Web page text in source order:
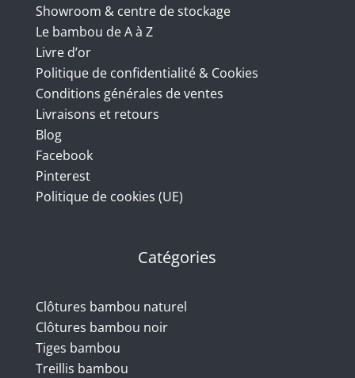
Showroom & centre de stockage
Le bambou de A à Z
Livre d’or
Politique de confidentialité & Cookies
Conditions générales de ventes
Livraisons et retours
Blog
Facebook
Pinterest
Politique de cookies (UE)
Catégories
Clôtures bambou naturel
Clôtures bambou noir
Tiges bambou
Treillis bambou